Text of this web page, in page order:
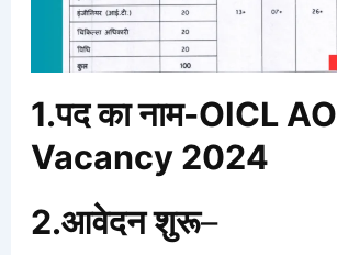
1.पद का नाम-OICL AO
Vacancy 2024
2.आवेदन शुरू–